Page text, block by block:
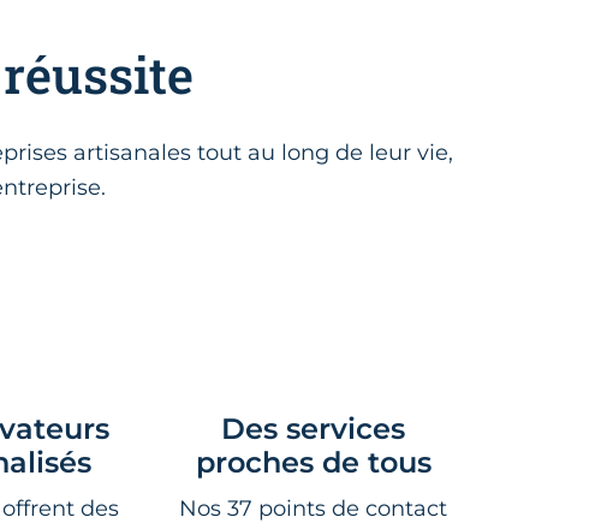
artisanales tout au long de leur vie,
des
Des services
proches de tous
Nos 37 points de contact